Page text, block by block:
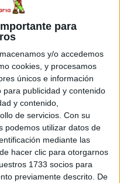
para
y/o accedemos
cookies, y procesamos
únicos e información
publicidad y contenido
y contenido,
de servicios. Con su
podemos utilizar datos de
mediante las
hacer clic para otorgarnos
1733 socios para
previamente descrito. De
Primaria: